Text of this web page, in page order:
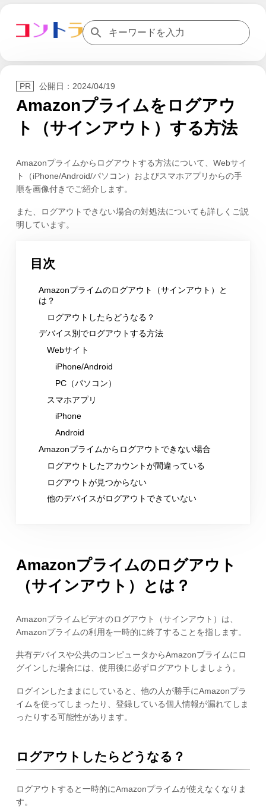
公開日：2024/04/19
Amazonプライムをログアウ
ト（サインアウト）する方法
Amazonプライムからログアウトする方法について、Webサイ
ト（iPhone/Android/パソコン）およびスマホアプリからの手
順を画像付きでご紹介します。
また、ログアウトできない場合の対処法についても詳しくご説
明しています。
目次
Amazonプライムのログアウト（サインアウト）と
は？
ログアウトしたらどうなる？
デバイス別でログアウトする方法
Webサイト
iPhone/Android
PC（パソコン）
スマホアプリ
iPhone
Android
Amazonプライムからログアウトできない場合
ログアウトしたアカウントが間違っている
ログアウトが見つからない
他のデバイスがログアウトできていない
Amazonプライムのログアウト
（サインアウト）とは？
Amazonプライムビデオのログアウト（サインアウト）は、
Amazonプライムの利用を一時的に終了することを指します。
共有デバイスや公共のコンピュータからAmazonプライムにロ
グインした場合には、使用後に必ずログアウトしましょう。
ログインしたままにしていると、他の人が勝手にAmazonプラ
イムを使ってしまったり、登録している個人情報が漏れてしま
ったりする可能性があります。
ログアウトしたらどうなる？
ログアウトすると一時的にAmazonプライムが使えなくなりま
す。